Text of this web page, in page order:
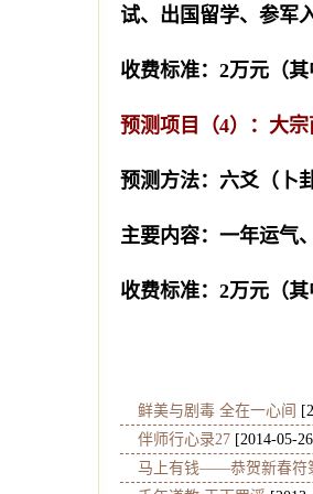
试、出国留学、参军
收费标准： 2万元（
预测项目（4）：大
预测方法：六爻（卜
主要内容：一年运气
收费标准： 2万元（
鲜美与剧毒 全在一心间
伴师行心录27 [2014-05-
马上有钱——恭贺新春符